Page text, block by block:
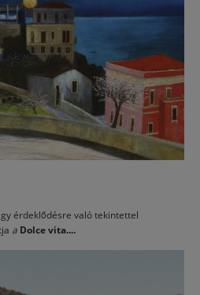
érdeklődésre való tekintettel
a Dolce vita....